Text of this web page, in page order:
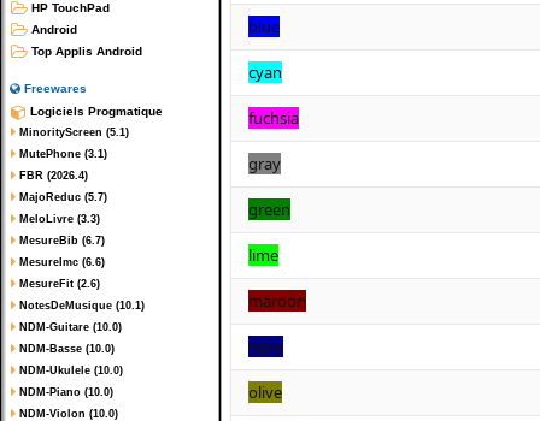
HP TouchPad
Android
Top Applis Android
Freewares
Logiciels Progmatique
MinorityScreen (5.1)
MutePhone (3.1)
FBR (2026.4)
MajoReduc (5.7)
MeloLivre (3.3)
MesureBib (6.7)
MesureImc (6.6)
MesureFit (2.6)
NotesDeMusique (10.1)
NDM-Guitare (10.0)
NDM-Basse (10.0)
NDM-Ukulele (10.0)
NDM-Piano (10.0)
NDM-Violon (10.0)
blue
cyan
fuchsia
gray
green
lime
maroon
navy
olive